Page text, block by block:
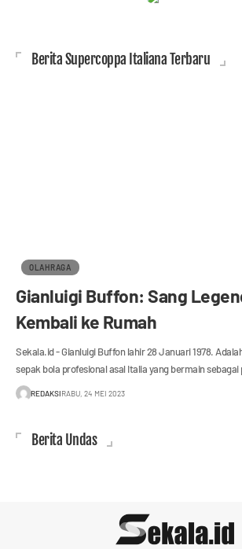
Berita Supercoppa Italiana Terbaru
OLAHRAGA
Gianluigi Buffon: Sang
Kembali ke Rumah
Sekala.id - Gianluigi Buffon lahir 28 Januari 1978.
sepak bola profesional asal Italia yang bermain
REDAKSIRABU, 24 MEI 2023
Berita Undas